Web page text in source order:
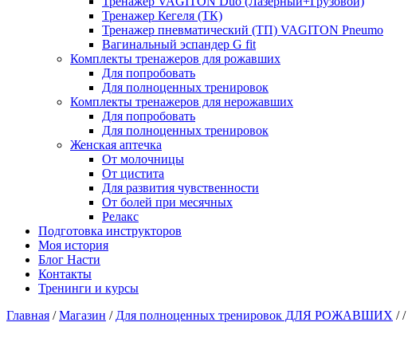
Тренажер Кегеля (ТК)
Тренажер пневматический (ТП) VAGITON Pneumo
Вагинальный эспандер G fit
Комплекты тренажеров для рожавших
Для попробовать
Для полноценных тренировок
Комплекты тренажеров для нерожавших
Для попробовать
Для полноценных тренировок
Женская аптечка
От молочницы
От цистита
Для развития чувственности
От болей при месячных
Релакс
Подготовка инструкторов
Моя история
Блог Насти
Контакты
Тренинги и курсы
Главная / Магазин / Для полноценных тренировок ДЛЯ РОЖАВШИХ / /